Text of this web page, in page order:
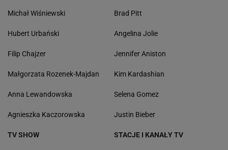
Michał Wiśniewski
Hubert Urbański
Filip Chajzer
Małgorzata Rozenek-Majdan
Anna Lewandowska
Agnieszka Kaczorowska
Brad Pitt
Angelina Jolie
Jennifer Aniston
Kim Kardashian
Selena Gomez
Justin Bieber
TV SHOW STACJE I KANAŁY TV